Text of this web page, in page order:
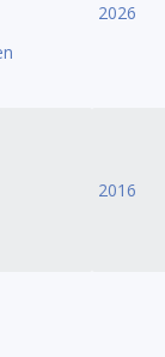
2026
2016